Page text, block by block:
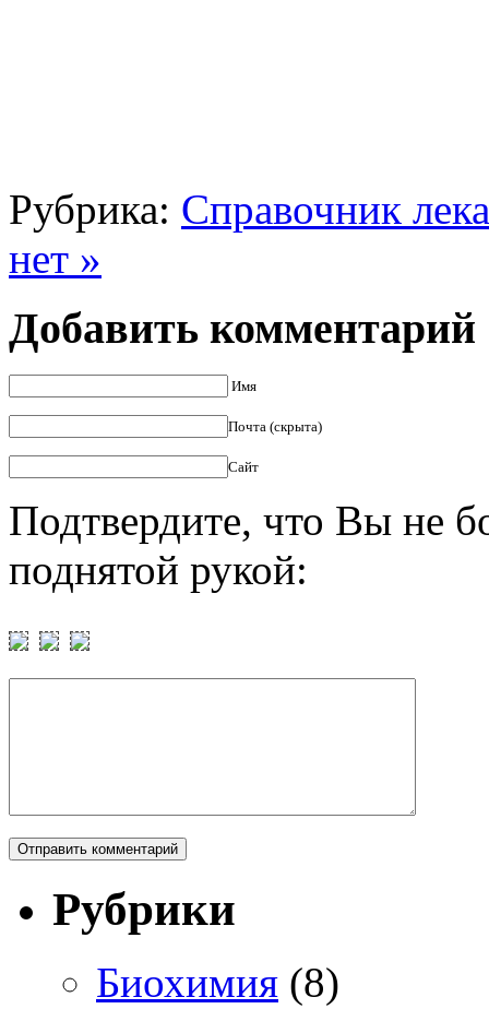
Рубрика: Справочник
нет »
Добавить комментарий
Имя
Почта (скрыта)
Сайт
Подтвердите, что Вы не
поднятой рукой:
Рубрики
Биохимия (8)